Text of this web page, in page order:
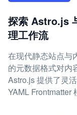
探索 Astro.js
理工作流
在现代静态站点与
的元数据格式对内
Astro.js 提供了灵
YAML Frontmatter